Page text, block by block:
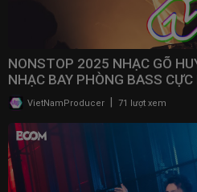
NONSTOP 2025 NHẠC GÕ
NHẠC BAY PHÒNG BASS
VINAHOUSE
VietNamProducer 71 lượt xem